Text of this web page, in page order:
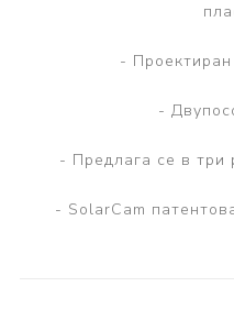
-
-
- Предлага се в
- SolarCam